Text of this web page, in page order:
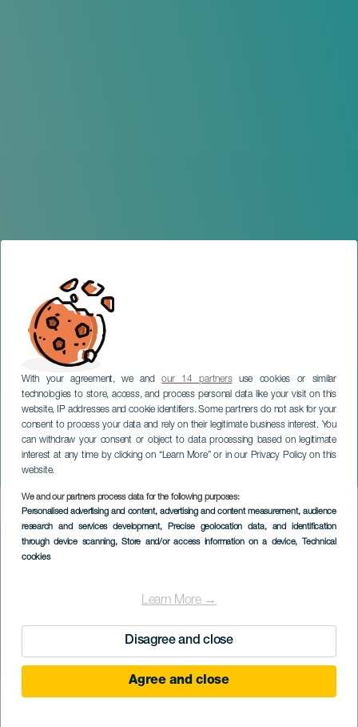
With your agreement, we andour 14 partnersuse cookies or similar
technologies to store, access, and process personal data like your visit on this
website, IP addresses and cookie identifiers. Some partners do not ask for your
consent to process your data and rely on their legitimate business interest. You
can withdraw your consent or object to data processing based on legitimate
interest at any time by clicking on “Learn More” or in our Privacy Policy on this
website.
We and our partners process data for the following purposes:
Personalised advertising and content, advertising and content measurement, audience
research and services development, Precise geolocation data, and identification
through device scanning, Store and/or access information on a device, Technical
cookies
Learn More →
Disagree and close
Agree and close
Slavnosti San Antonio de
Padua v Santa Brígida
GRAN CANARIA
Imagen
Listado